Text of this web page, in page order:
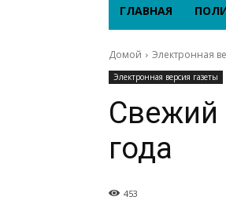
ГЛАВНАЯ
Домой Электронная
Электронная версия газеты
Свежий
года
453